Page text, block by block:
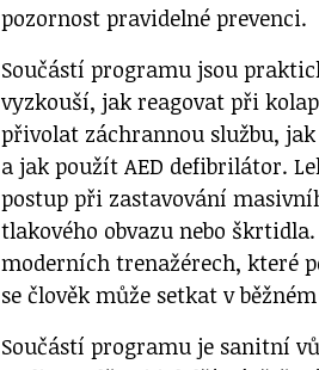
pozornost pravidelné prevenci.
Součástí programu jsou
vyzkouší, jak reagovat při
přivolat záchrannou službu,
a jak použít AED defibrilátor.
postup při zastavování
tlakového obvazu nebo
moderních trenažérech, které
se člověk může setkat v
Součástí programu je sanitní